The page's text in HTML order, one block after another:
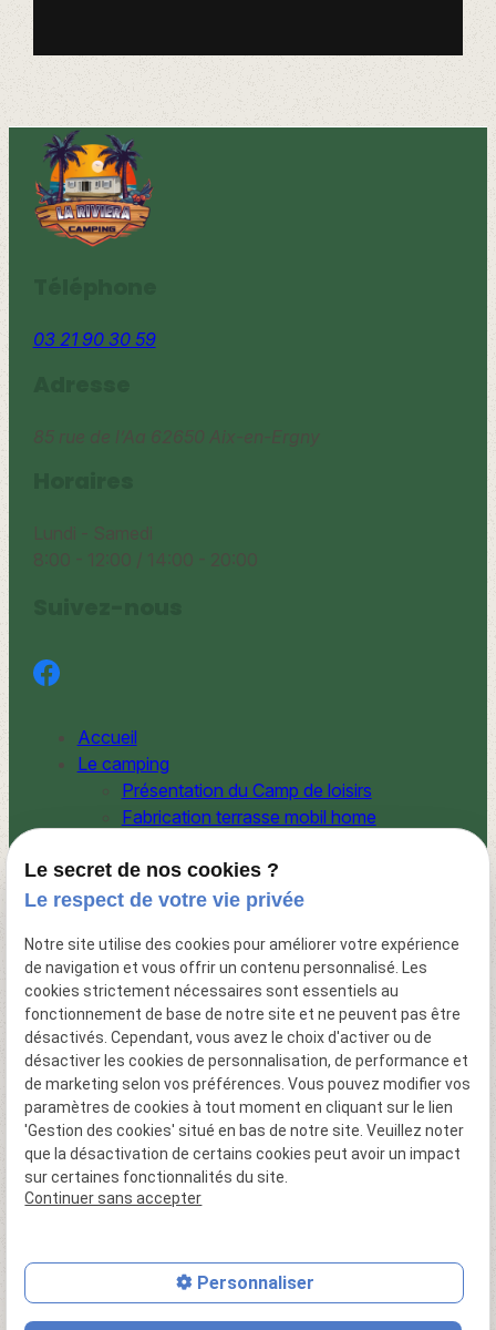
03 21 90 30 59
85 rue de l’Aa 62650 Aix-en-Ergny
Lundi - Samedi
8:00 - 12:00 / 14:00 - 20:00
Accueil
Le camping
Présentation du Camp de loisirs
Fabrication terrasse mobil home
Photos du camping
Activités du camping
Location de mobil home
La région
Vente de mobil home
Actualités
Contact
Plan du site
Politique de confidentialité
Mentions légales
Politique de confidentialité
Gestion des cookies
Le secret de nos cookies ?
Le respect de votre vie privée
Notre site utilise des cookies pour améliorer votre expérience
de navigation et vous offrir un contenu personnalisé. Les
cookies strictement nécessaires sont essentiels au
fonctionnement de base de notre site et ne peuvent pas être
désactivés. Cependant, vous avez le choix d'activer ou de
désactiver les cookies de personnalisation, de performance et
de marketing selon vos préférences. Vous pouvez modifier vos
paramètres de cookies à tout moment en cliquant sur le lien
'Gestion des cookies' situé en bas de notre site. Veuillez noter
que la désactivation de certains cookies peut avoir un impact
sur certaines fonctionnalités du site.
Continuer sans accepter
Personnaliser